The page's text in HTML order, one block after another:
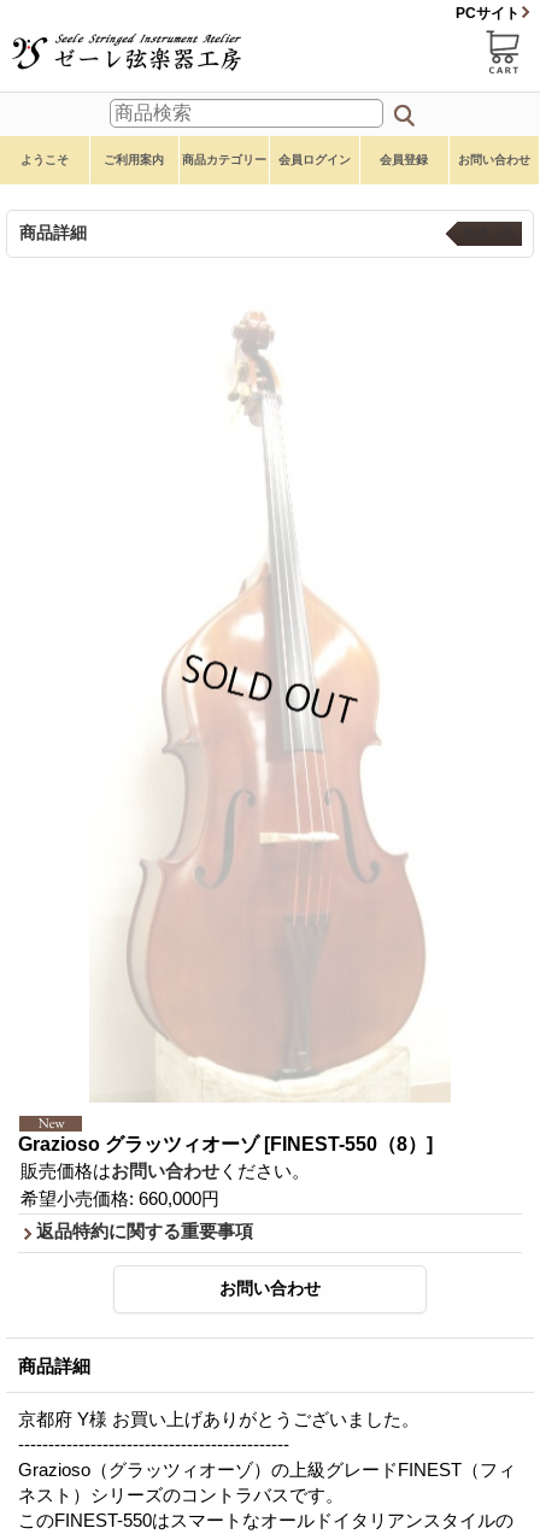
PCサイト
ようこそ ご利用案内 商品カテゴリー 会員ログイン 会員登録 お問い合わせ
商品詳細
Grazioso グラッツィオーゾ [FINEST-550（8）]
販売価格はお問い合わせ ください。
希望小売価格: 660,000円
返品特約に関する重要事項
商品詳細
京都府 Y様 お買い上げありがとうございました。
---------------------------------------------
Grazioso（グラッツィオーゾ）の上級グレードFINEST（フィ
ネスト）シリーズのコントラバスです。
このFINEST-550はスマートなオールドイタリアンスタイルの